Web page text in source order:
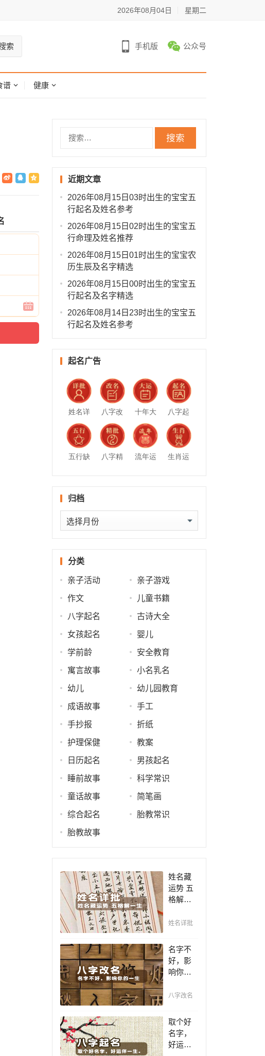
2026年08月04日 星期二
索 手机版 公众号
谱 健康
近期文章
2026年08月15日03时出生的宝宝五
行起名及姓名参考
2026年08月15日02时出生的宝宝五
行命理及姓名推荐
2026年08月15日01时出生的宝宝农
历生辰及名字精选
2026年08月15日00时出生的宝宝五
行起名及名字精选
2026年08月14日23时出生的宝宝五
行起名及姓名参考
起名广告
姓名详
批
八字改
名
十年大
运
八字起
名
五行缺
八字精
流年运
生肖运
归档
归
档
分类
亲子活动 亲子游戏
作文 儿童书籍
八字起名 古诗大全
女孩起名 婴儿
学前龄 安全教育
寓言故事 小名乳名
幼儿 幼儿园教育
成语故事 手工
手抄报 折纸
护理保健 教案
日历起名 男孩起名
睡前故事 科学常识
童话故事 简笔画
综合起名 胎教常识
胎教故事
姓名藏
运势 五
格解一
名判断
吉凶，
你的名
字真的
适合你
姓名详批
名字不
好，影
响你的
一个好
金，好
名字让
你增加
自信、
八字改名
取个好
名字，
好运伴